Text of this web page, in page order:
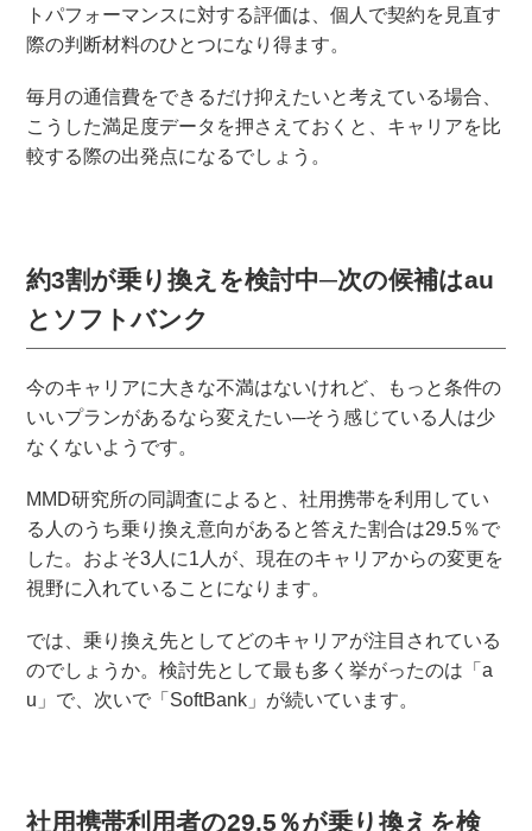
トパフォーマンスに対する評価は、個人で契約を見直す
際の判断材料のひとつになり得ます。
毎月の通信費をできるだけ抑えたいと考えている場合、
こうした満足度データを押さえておくと、キャリアを比
較する際の出発点になるでしょう。
約3割が乗り換えを検討中─次の候補はau
とソフトバンク
今のキャリアに大きな不満はないけれど、もっと条件の
いいプランがあるなら変えたい─そう感じている人は少
なくないようです。
MMD研究所の同調査によると、社用携帯を利用してい
る人のうち乗り換え意向があると答えた割合は29.5％で
した。およそ3人に1人が、現在のキャリアからの変更を
視野に入れていることになります。
では、乗り換え先としてどのキャリアが注目されている
のでしょうか。検討先として最も多く挙がったのは「a
u」で、次いで「SoftBank」が続いています。
社用携帯利用者の29.5％が乗り換えを検